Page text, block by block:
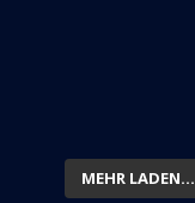
MEHR LADEN...